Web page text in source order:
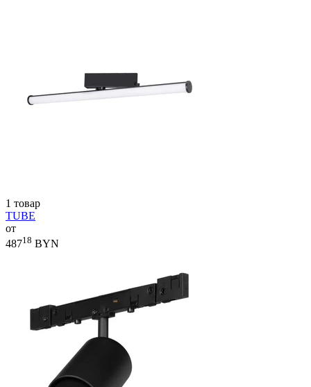
1 товар
TUBE
от
48718 BYN